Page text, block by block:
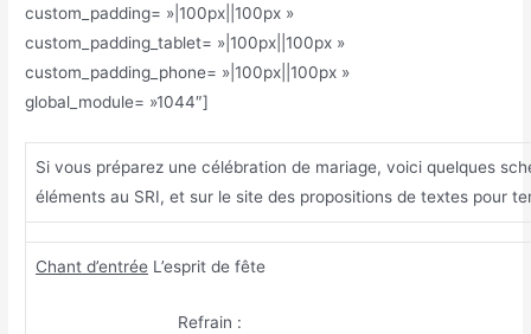
custom_padding= »|100px||100px »
custom_padding_tablet= »|100px||100px »
custom_padding_phone= »|100px||100px »
global_module= »1044″]
Si vous préparez une célébration de mariage, voici quelques
éléments au SRI, et sur le site des propositions de textes pour
Chant d’entrée L’esprit de fête
Refrain :